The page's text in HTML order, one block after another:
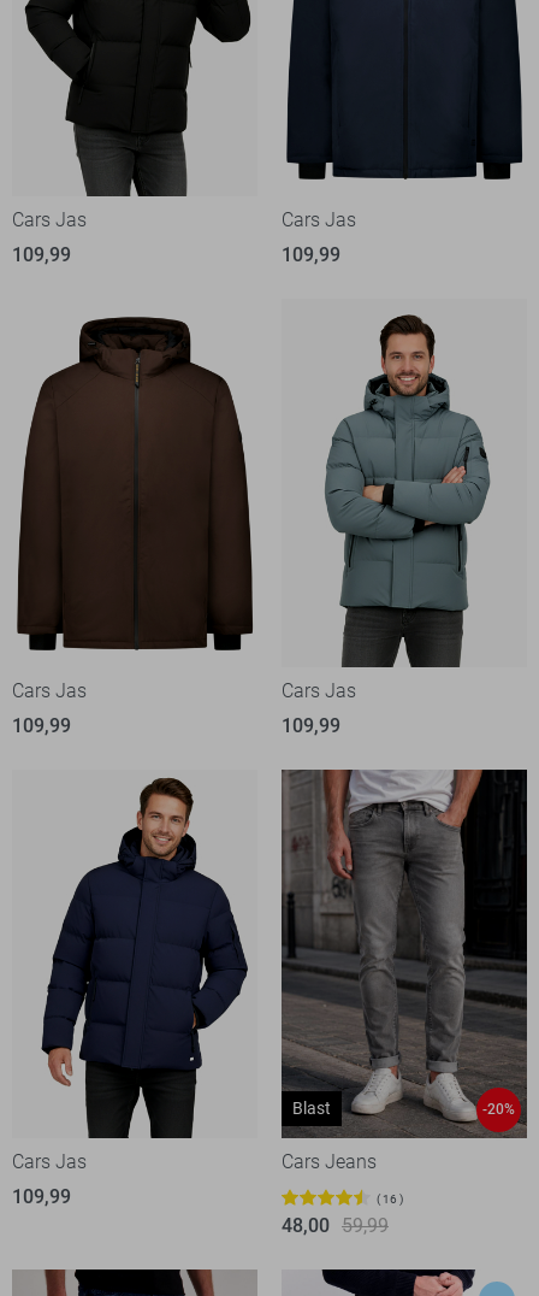
Cars Jas
109,99
Cars Jas
109,99
Cars Jas
109,99
Cars Jas
109,99
Cars Jas
109,99
Blast -20%
Cars Jeans
16
48,00 59,99